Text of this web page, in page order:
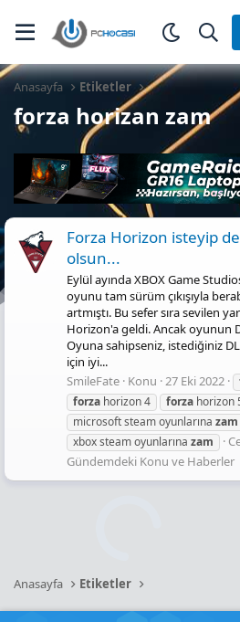
Anasayfa Etiketler
forza horizan zam
Forza Horizon isteyip
olsun...
Eylül ayında XBOX Game
oyunu tam sürüm çıkışıyla
artmıştı. Bu sefer sıra sevilen
Horizon'a geldi. Ancak oyunun
Oyuna sahipseniz, istediğiniz
için iyi...
SmileFate Konu 27 Eki 2022
forza horizon 4 forza horizon
microsoft steam oyunlarına zam
xbox steam oyunlarına zam
Gündemdeki Konu ve Haberler
Anasayfa Etiketler